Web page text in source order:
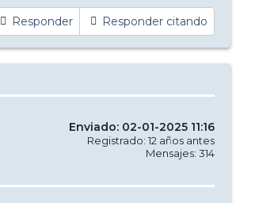
Responder Responder citando
Enviado: 02-01-2025 11:16
Registrado: 12 años antes
Mensajes: 314